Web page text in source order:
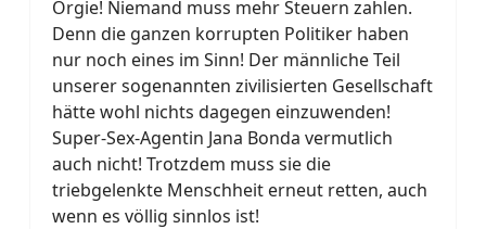
Orgie! Niemand muss mehr Steuern zahlen.
Denn die ganzen korrupten Politiker haben
nur noch eines im Sinn! Der männliche Teil
unserer sogenannten zivilisierten Gesellschaft
hätte wohl nichts dagegen einzuwenden!
Super-Sex-Agentin Jana Bonda vermutlich
auch nicht! Trotzdem muss sie die
triebgelenkte Menschheit erneut retten, auch
wenn es völlig sinnlos ist!